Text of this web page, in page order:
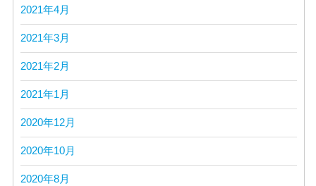
2021年4月
2021年3月
2021年2月
2021年1月
2020年12月
2020年10月
2020年8月